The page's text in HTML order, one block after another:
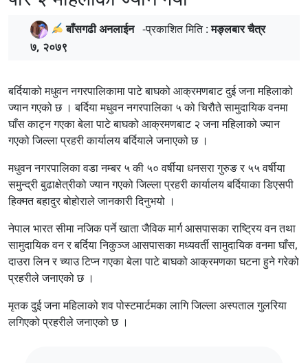
बाँसगढी अनलाईन -प्रकाशित मिति :मङ्लबार चैत्र
७, २०७९
बर्दियाको मधुवन नगरपालिकामा पाटे बाघको आक्रमणबाट दुई जना महिलाको
ज्यान गएको छ । बर्दिया मधुवन नगरपालिका ५ को चिरौते सामुदायिक वनमा
घाँस काट्न गएका बेला पाटे बाघको आक्रमणबाट २ जना महिलाको ज्यान
गएको जिल्ला प्रहरी कार्यालय बर्दियाले जनाएको छ ।
मधुवन नगरपालिका वडा नम्बर ५ की ५० वर्षीया धनसरा गुरुङ र ५५ वर्षीया
समुन्द्री बुढाक्षेत्रीको ज्यान गएको जिल्ला प्रहरी कार्यालय बर्दियाका डिएसपी
हिक्मत बहादुर बोहोराले जानकारी दिनुभयो ।
नेपाल भारत सीमा नजिक पर्ने खाता जैविक मार्ग आसपासका राष्ट्रिय वन तथा
सामुदायिक वन र बर्दिया निकुञ्ज आसपासका मध्यवर्ती सामुदायिक वनमा घाँस,
दाउरा लिन र च्याउ टिप्न गएका बेला पाटे बाघको आक्रमणका घटना हुने गरेको
प्रहरीले जनाएको छ ।
मृतक दुई जना महिलाको शव पोस्टमार्टमका लागि जिल्ला अस्पताल गुलरिया
लगिएको प्रहरीले जनाएको छ ।